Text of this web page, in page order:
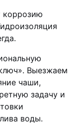
коррозию
Выезжаем
чаши,
задачу и
воды.